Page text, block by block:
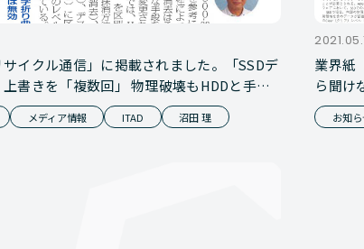
イクル通信」に掲載されました。「SSDデ
書きを「複数回」 物理破壊もHDDと手法
メディア情報 ITAD 沼田 理
業界紙
ら聞け
お知